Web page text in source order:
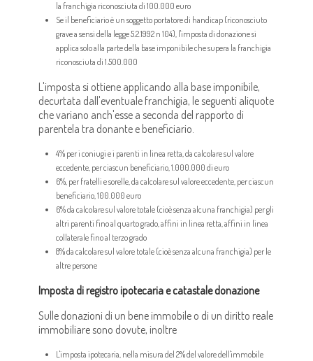
la franchigia riconosciuta di 100.000 euro
Se il beneficiario è un soggetto portatore di handicap (riconosciuto
grave a sensi della legge 5.2.1992 n 104), l'imposta di donazione si
applica solo alla parte della base imponibile che supera la franchigia
riconosciuta di 1.500.000
L'imposta si ottiene applicando alla base imponibile,
decurtata dall'eventuale franchigia, le seguenti aliquote
che variano anch'esse a seconda del rapporto di
parentela tra donante e beneficiario.
4% per i coniugi e i parenti in linea retta, da calcolare sul valore
eccedente, per ciascun beneficiario, 1.000.000 di euro
6%, per fratelli e sorelle, da calcolare sul valore eccedente, per ciascun
beneficiario, 100.000 euro
6% da calcolare sul valore totale (cioè senza alcuna franchigia) per gli
altri parenti fino al quarto grado, affini in linea retta, affini in linea
collaterale fino al terzo grado
8% da calcolare sul valore totale (cioè senza alcuna franchigia) per le
altre persone
Imposta di registro ipotecaria e catastale donazione
Sulle donazioni di un bene immobile o di un diritto reale
immobiliare sono dovute, inoltre
L'imposta ipotecaria, nella misura del 2% del valore dell'immobile